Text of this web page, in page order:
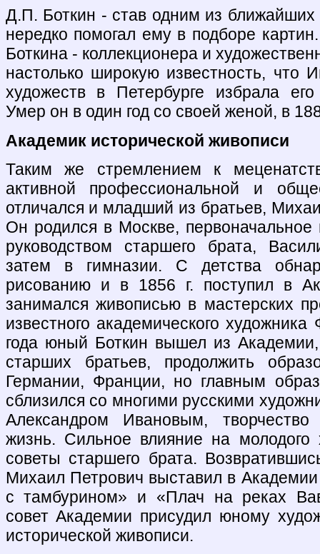
Д.П. Боткин - став одним из
нередко помогал ему в подборе
Боткина - коллекционера и
настолько широкую известность, что
художеств в Петербурге избрала
Умер он в один год со своей женой, в
Академик исторической живописи
Таким же стремлением к
активной профессиональной и
отличался и младший из братьев,
Он родился в Москве, первоначальное
руководством старшего брата,
затем в гимназии. С детства
рисованию и в 1856 г. поступил в
занимался живописью в мастерских
известного академического
года юный Боткин вышел из
старших братьев, продолжить
Германии, Франции, но главным
сблизился со многими русскими
Александром Ивановым,
жизнь. Сильное влияние на молодого
советы старшего брата.
Михаил Петрович выставил в
с тамбурином» и «Плач на реках
совет Академии присудил юному
исторической живописи.